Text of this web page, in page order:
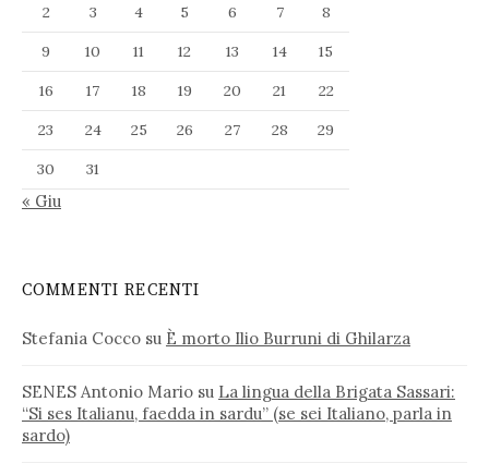
2
3 4 5 6 7
8
9
10 11 12 13 14
15
16
17 18 19 20 21
22
23
24 25 26 27 28
29
30
31
« Giu
COMMENTI RECENTI
Stefania Cocco su È morto Ilio Burruni di Ghilarza
SENES Antonio Mario su La lingua della Brigata Sassari:
“Si ses Italianu, faedda in sardu” (se sei Italiano, parla in
sardo)